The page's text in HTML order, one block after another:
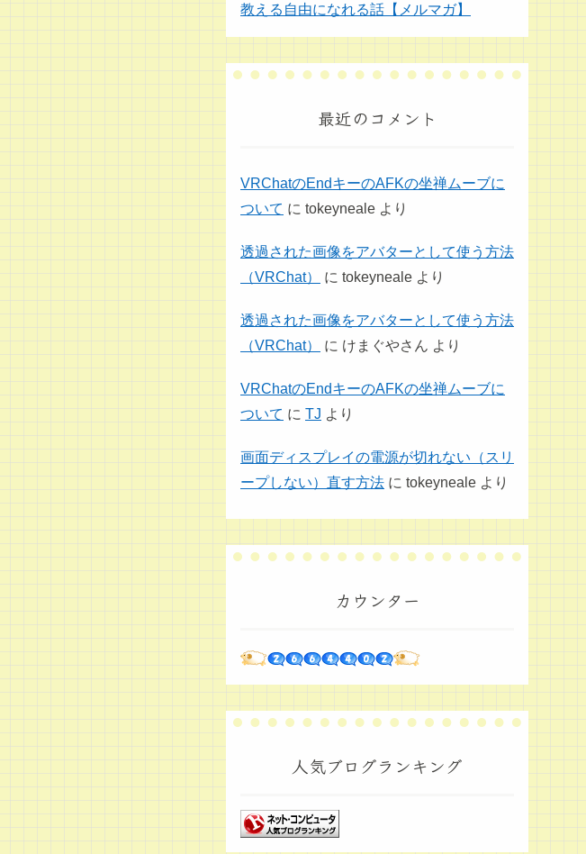
教える自由になれる話【メルマガ】
最近のコメント
VRChatのEndキーのAFKの坐禅ムーブに
ついて に tokeyneale より
透過された画像をアバターとして使う方法
（VRChat）
に tokeyneale より
透過された画像をアバターとして使う方法
（VRChat）
に けまぐやさん より
VRChatのEndキーのAFKの坐禅ムーブに
ついて に TJ より
画面ディスプレイの電源が切れない（スリ
ープしない）直す方法 に tokeyneale より
カウンター
人気ブログランキング